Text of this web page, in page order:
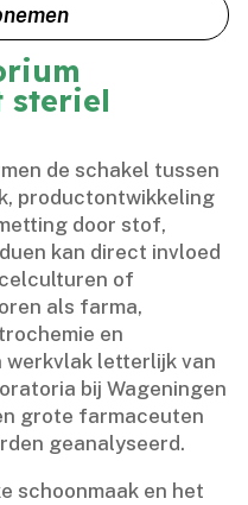
steriel
de schakel tussen
productontwikkeling
door stof,
kan direct invloed
of
als farma,
en
werkvlak letterlijk van
bij Wageningen
grote farmaceuten
geanalyseerd.​
schoonmaak en het